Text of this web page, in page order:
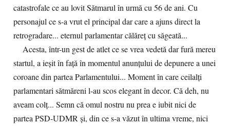
catastrofale ce au lovit Sătmarul în urmă cu 56 de ani. Cu
personajul ce s-a vrut el principal dar care a ajuns direct la
retrogradare... eternul parlamentar călăreț cu săgeată...
Acesta, într-un gest de atlet ce se vrea vedetă dar fură mereu
startul, a ieșit în față în momentul anunțului de depunere a unei
coroane din partea Parlamentului... Moment în care ceilalți
parlamentari sătmăreni l-au scos elegant în decor. Că deh, nu
aveam colț... Semn că omul nostru nu prea e iubit nici de
partea PSD-UDMR și, din ce s-a văzut în ultima vreme, nici